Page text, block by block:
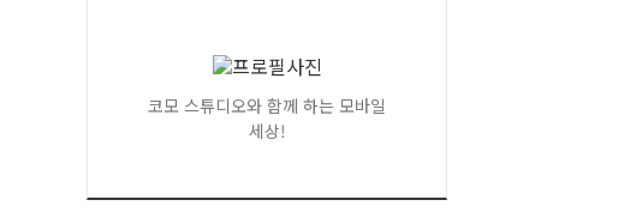
코모 스튜디오와 함께 하는 모바일
세상!